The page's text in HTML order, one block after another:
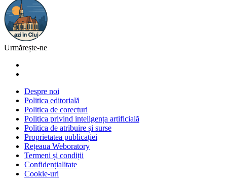
Urmărește-ne
Despre noi
Politica editorială
Politica de corecturi
Politica privind inteligența artificială
Politica de atribuire și surse
Proprietatea publicației
Rețeaua Weboratory
Termeni și condiții
Confidențialitate
Cookie-uri